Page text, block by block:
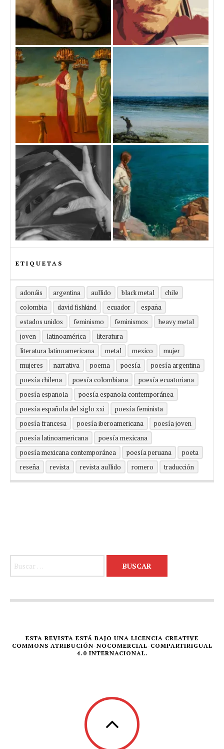
ETIQUETAS
adonáis argentina aullido black metal
chile
colombia
david fishkind ecuador
españa
estados unidos
feminismo feminismos
heavy metal
joven
latinoamérica
literatura
literatura latinoamericana
metal mexico
mujer
mujeres
narrativa poema poesía
poesía argentina
poesía chilena
poesía colombiana
poesía ecuatoriana
poesía española
poesía española contemporánea
poesía española del siglo xxi
poesía feminista
poesía francesa
poesía iberoamericana
poesía joven
poesía latinoamericana
poesía mexicana
poesía mexicana contemporánea
poesía peruana
poeta
reseña
revista revista aullido romero traducción
ESTA REVISTA ESTÁ BAJO UNA LICENCIA CREATIVE
COMMONS ATRIBUCIÓN-NOCOMERCIAL-COMPARTIRIGUAL
4.0 INTERNACIONAL.